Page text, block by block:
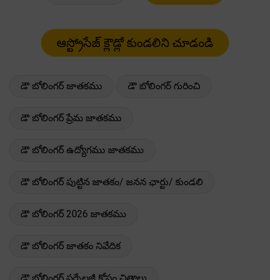
డౌ బోలింగర్ జాతకము డౌ బోలింగర్ గురించి
డౌ బోలింగర్ ప్రేమ జాతకము
డౌ బోలింగర్ ఉద్యోగము జాతకము
డౌ బోలింగర్ పుట్టిన జాతకం/ జనన ఛార్టు/ కుండలి
డౌ బోలింగర్ 2026 జాతకము
డౌ బోలింగర్ జాతకం నివేదిక